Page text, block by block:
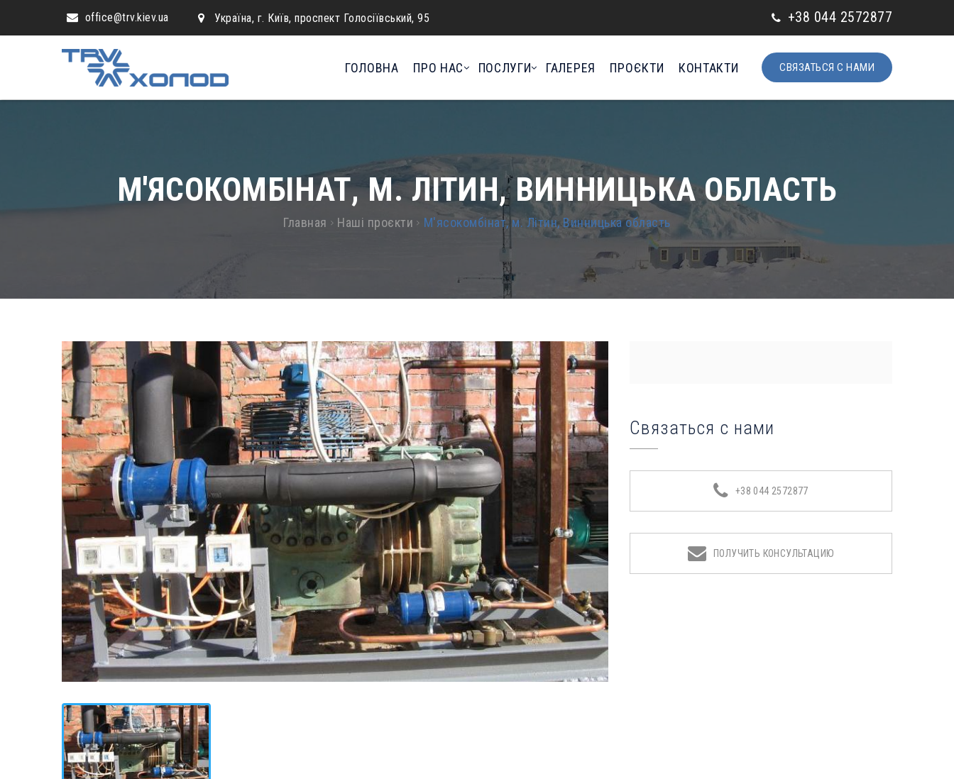
office@trv.kiev.ua Україна, г. Київ, проспект Голосіївський, 95 +38 044 2572877
ГОЛОВНА ПРО НАС ПОСЛУГИ ГАЛЕРЕЯ ПРОЄКТИ КОНТАКТИ СВЯЗАТЬСЯ С НАМИ
М'ЯСОКОМБІНАТ, М. ЛІТИН, ВИННИЦЬКА ОБЛАСТЬ
Главная Наші проєкти М'ясокомбінат, м. Літин, Винницька область
Связаться с нами
+38 044 2572877
ПОЛУЧИТЬ КОНСУЛЬТАЦИЮ